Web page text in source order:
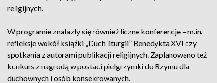
religijnych.
W programie znalazły się również liczne konferencje – m.in.
refleksje wokół książki „Duch liturgii” Benedykta XVI czy
spotkania z autorami publikacji religijnych. Zaplanowano też
konkurs z nagrodą w postaci pielgrzymki do Rzymu dla
duchownych i osób konsekrowanych.